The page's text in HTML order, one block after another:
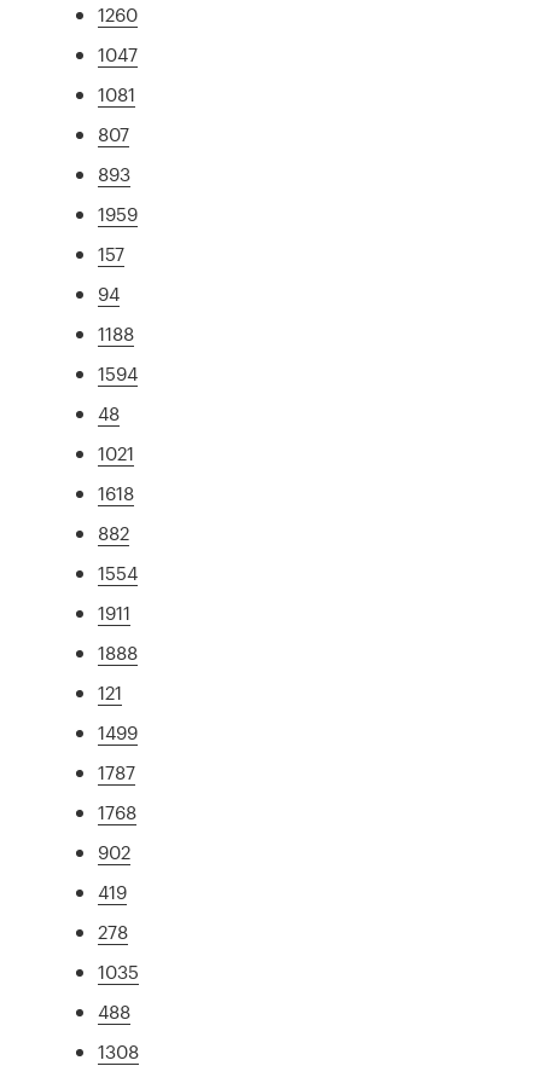
1260
1047
1081
807
893
1959
157
94
1188
1594
48
1021
1618
882
1554
1911
1888
121
1499
1787
1768
902
419
278
1035
488
1308